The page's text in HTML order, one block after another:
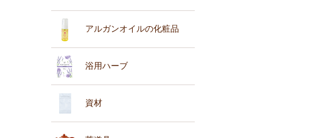
アルガンオイルの化粧品
浴用ハーブ
資材